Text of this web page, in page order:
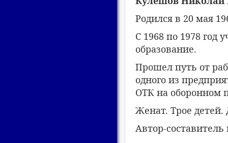
Родился в 20 мая
С 1968 по 1978 год
образование.
Прошел путь от
одного из
ОТК на оборонном
Женат. Трое детей.
Автор-составитель